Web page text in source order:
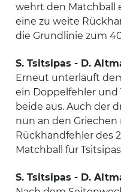
wehrt den Matchball
eine zu weite
die Grundlinie zum
S. Tsitsipas - D.
Erneut unterläuft
ein Doppelfehler und
beide aus. Auch der
nun an den Griechen
Rückhandfehler des
Matchball für
S. Tsitsipas - D.